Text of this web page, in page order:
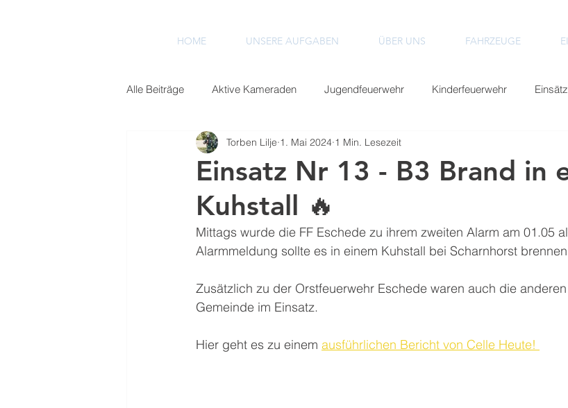
HOME UNSERE AUFGABEN ÜBER UNS FAHRZEUGE
Alle Beiträge Aktive Kameraden Jugendfeuerwehr Kinderfeuerwehr
Einsätze 2022 Einsätze 2023 Einsätze 2024
Einsatz Nr 13 - B3 Brand in
Kuhstall 🔥
Torben Lilje 1. Mai 2024 1 Min. Lesezeit
Mittags wurde die FF Eschede zu ihrem zweiten Alarm am 01.05
Alarmmeldung sollte es in einem Kuhstall bei Scharnhorst
Zusätzlich zu der Orstfeuerwehr Eschede waren auch die
Gemeinde im Einsatz.
Hier geht es zu einem ausführlichen Bericht von Celle Heute!